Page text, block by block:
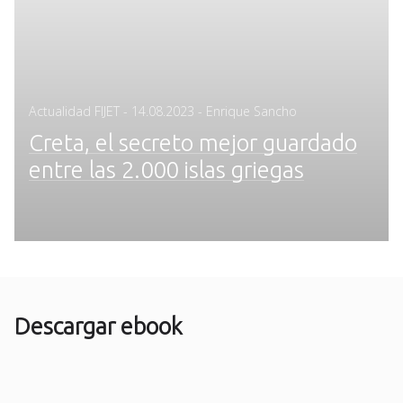
Actualidad FIJET - Posted
14.08.2023 - Enrique Sancho
Creta, el secreto mejor guardado
entre las 2.000 islas griegas
Descargar ebook